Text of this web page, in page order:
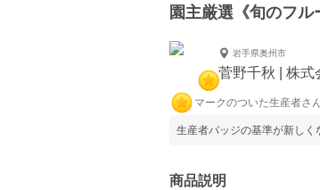
園主厳選《旬のフル
岩手県奥州市
菅野千秋 | 株式
マークのついた生産者さ
生産者バッジの基準が新しく
商品説明